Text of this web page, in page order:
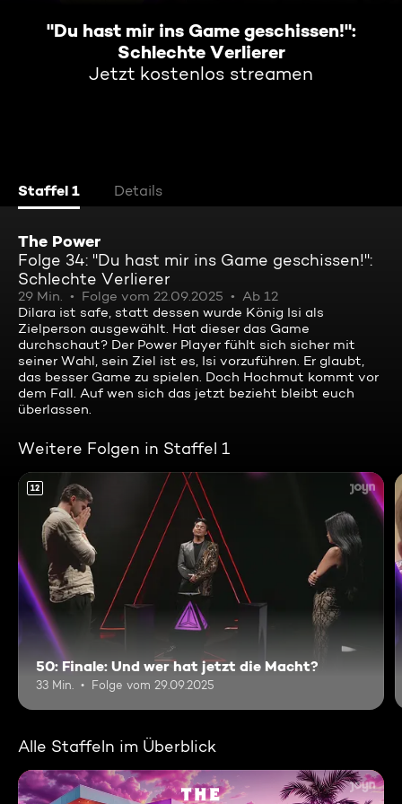
"Du hast mir ins Game geschissen!":
Schlechte Verlierer
Jetzt kostenlos streamen
Staffel 1 Details
The Power
Folge 34: "Du hast mir ins Game geschissen!":
Schlechte Verlierer
29 Min. Folge vom 22.09.2025
Ab 12
Dilara ist safe, statt dessen wurde König Isi als
Zielperson ausgewählt. Hat dieser das Game
durchschaut? Der Power Player fühlt sich sicher mit
seiner Wahl, sein Ziel ist es, Isi vorzuführen. Er glaubt,
das besser Game zu spielen. Doch Hochmut kommt vor
dem Fall. Auf wen sich das jetzt bezieht bleibt euch
überlassen.
Weitere Folgen in Staffel 1
12
50: Finale: Und wer hat jetzt die Macht?
33 Min. Folge vom 29.09.2025
Alle Staffeln im Überblick